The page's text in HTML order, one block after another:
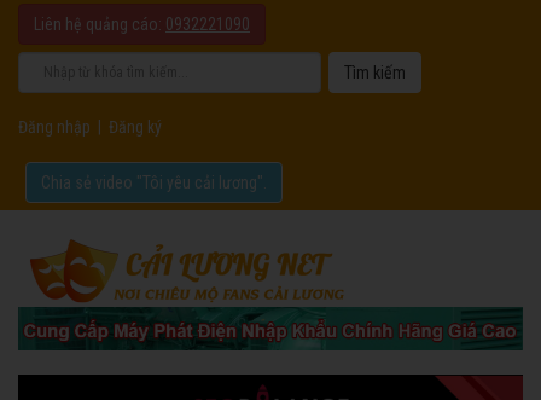
Liên hệ quảng cáo: 0932221090
Đăng nhập Đăng ký
Chia sẻ video "Tôi yêu cải lương".